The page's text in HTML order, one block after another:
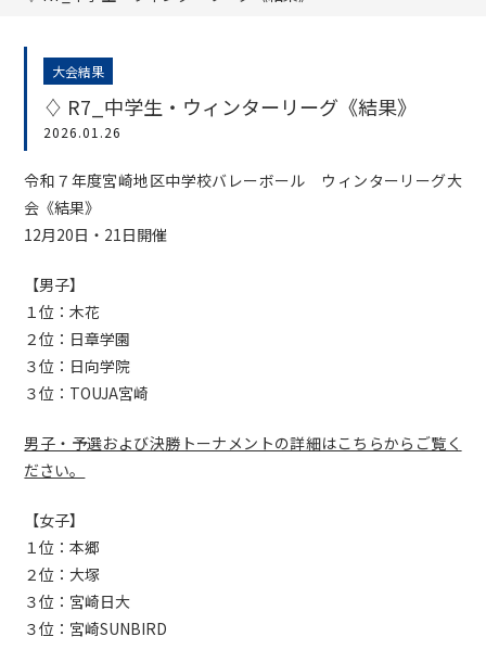
大会結果
♢ R7_中学生・ウィンターリーグ《結果》
2026.01.26
令和７年度宮崎地区中学校バレーボール ウィンターリーグ大
会《結果》
12月20日・21日開催
【男子】
１位：木花
２位：日章学園
３位：日向学院
３位：TOUJA宮崎
男子・予選および決勝トーナメントの詳細はこちらからご覧く
ださい。
【女子】
１位：本郷
２位：大塚
３位：宮崎日大
３位：宮崎SUNBIRD